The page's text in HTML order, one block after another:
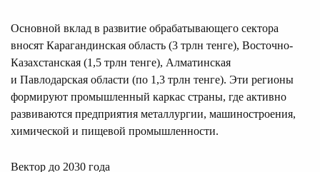
Основной вклад в развитие обрабатывающего сектора
вносят Карагандинская область (3 трлн тенге), Восточно-
Казахстанская (1,5 трлн тенге), Алматинская
и Павлодарская области (по 1,3 трлн тенге). Эти регионы
формируют промышленный каркас страны, где активно
развиваются предприятия металлургии, машиностроения,
химической и пищевой промышленности.
Вектор до 2030 года